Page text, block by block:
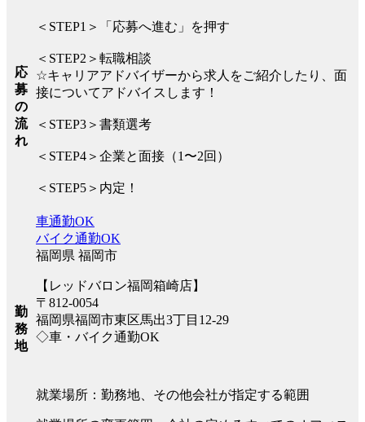
応
募
の
流
れ
＜STEP1＞「応募へ進む」を押す
＜STEP2＞転職相談
☆キャリアアドバイザーから求人をご紹介したり、面
接についてアドバイスします！
＜STEP3＞書類選考
＜STEP4＞企業と面接（1〜2回）
＜STEP5＞内定！
勤
務
地
車通勤OK
バイク通勤OK
福岡県 福岡市
【レッドバロン福岡箱崎店】
〒812-0054
福岡県福岡市東区馬出3丁目12-29
◇車・バイク通勤OK
就業場所：勤務地、その他会社が指定する範囲